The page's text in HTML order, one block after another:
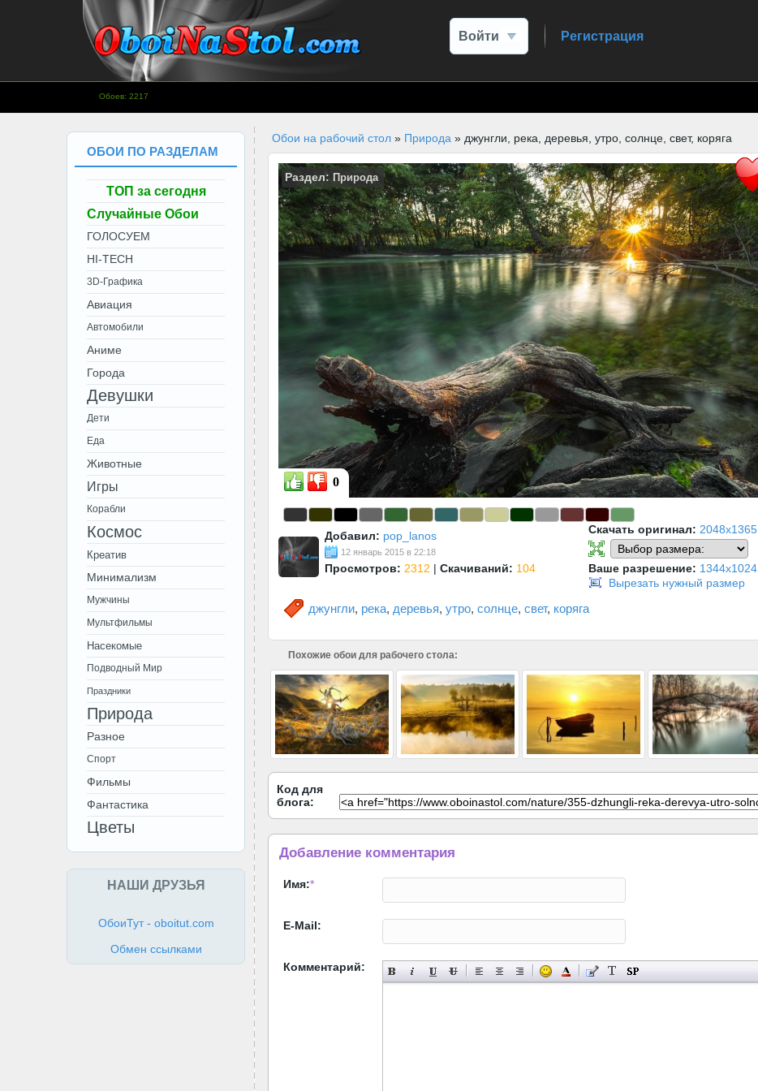
www.OboiNaStol.com - Обои на
Войти Регистрация
Обоев: 2217
Обои на рабочий стол » Природа » джунгли, река, деревья, утро, солнце, свет, коряга
джунгли, река, деревья, утро, солнце, свет, коряга
Добавил: pop_lanos
12 январь 2015 в 22:18
Просмотров: 2312 | Скачиваний: 104
0
Скачать оригинал: 2048x1365
Ваше разрешение: 1344x1024
Вырезать нужный размер
Раздел: Природа
Похожие обои для рабочего стола:
Код для
блога:
Добавление комментария
Имя:*
E-Mail:
Комментарий:
ОБОИ ПО РАЗДЕЛАМ
ТОП за сегодня
Случайные Обои
ГОЛОСУЕМ
HI-TECH
3D-Графика
Авиация
Автомобили
Аниме
Города
Девушки
Дети
Еда
Животные
Игры
Корабли
Космос
Креатив
Минимализм
Мужчины
Мультфильмы
Насекомые
Подводный Мир
Праздники
Природа
Разное
Спорт
Фильмы
Фантастика
Цветы
НАШИ ДРУЗЬЯ
ОбоиТут - oboitut.com
Обмен ссылками